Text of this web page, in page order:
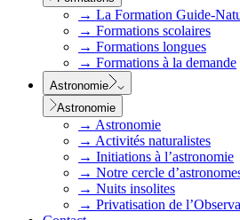
→ La Formation Guide-
→ Formations scolaires
→ Formations longues
→ Formations à la demande
Astronomie
Astronomie
→ Astronomie
→ Activités naturalistes
→ Initiations à l’astronomie
→ Notre cercle
→ Nuits insolites
→ Privatisation de